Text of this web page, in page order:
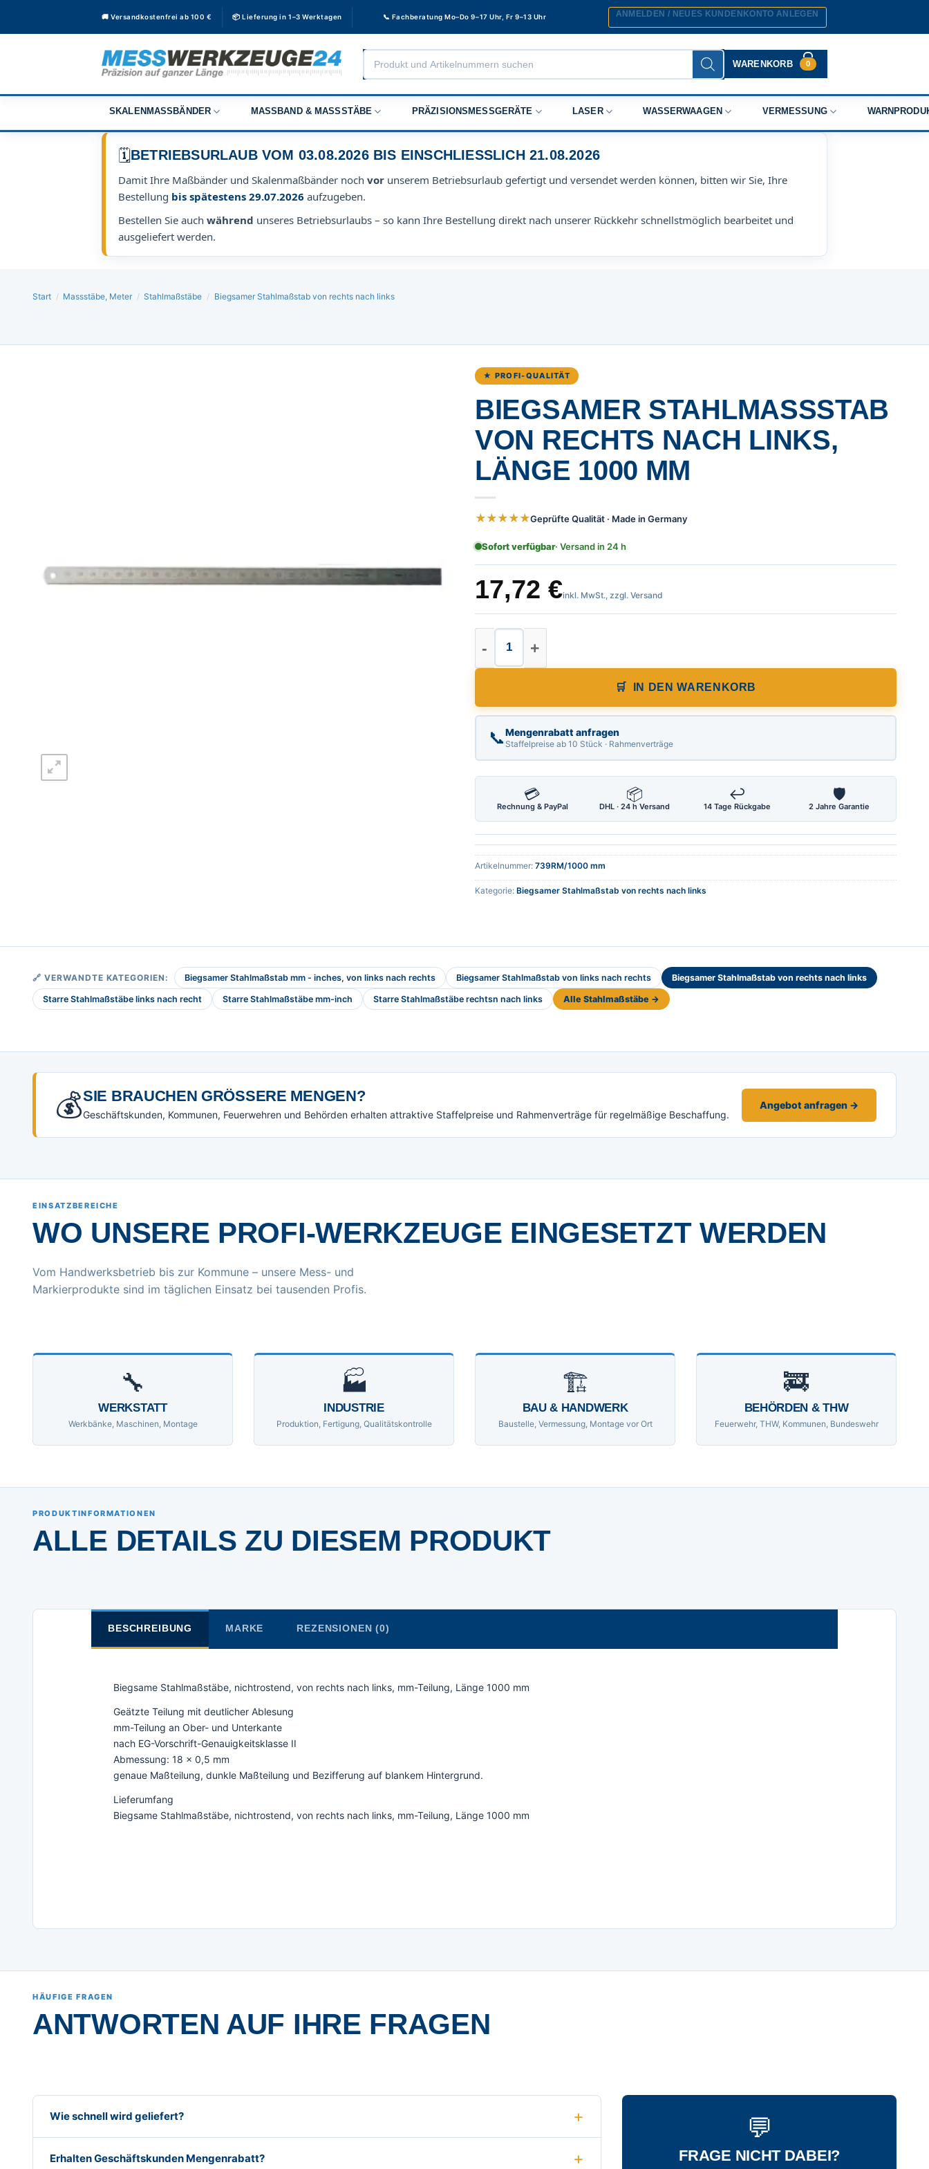
🚚 Versandkostenfrei ab 100 € 📦 Lieferung in 1–3 Werktagen 📞 Fachberatung Mo–Do 9–17 Uhr, Fr 9–13 Uhr ANMELDEN / NEUES KUNDENKONTO ANLEGEN
Products
search
WARENKORB 0
SKALENMASSBÄNDER MASSBAND & MASSSTÄBE PRÄZISIONSMESSGERÄTE LASER WASSERWAAGEN VERMESSUNG
🗓️BETRIEBSURLAUB VOM 03.08.2026 BIS EINSCHLIESSLICH 21.08.2026
Damit Ihre Maßbänder und Skalenmaßbänder noch vor unserem Betriebsurlaub gefertigt und versendet werden können, bitten wir Sie, Ihre
Bestellung bis spätestens 29.07.2026 aufzugeben.
Bestellen Sie auch während unseres Betriebsurlaubs – so kann Ihre Bestellung direkt nach unserer Rückkehr schnellstmöglich bearbeitet und
ausgeliefert werden.
Start / Massstäbe, Meter / Stahlmaßstäbe / Biegsamer Stahlmaßstab von rechts nach links
★ PROFI-QUALITÄT
BIEGSAMER STAHLMASSSTAB V
ON RECHTS NACH LINKS, L
ÄNGE 1000 MM
★★★★★Geprüfte Qualität · Made in Germany
Sofort verfügbar· Versand in 24 h
17,72 €inkl. MwSt., zzgl. Versand
Biegsamer Stahlmaßstab von rechts nach links, Länge 1000
IN DEN WARENKORB
📞Mengenrabatt anfragen
Staffelpreise ab 10 Stück · Rahmenverträge
💳
Rechnung & PayPal
📦
DHL · 24 h Versand
↩
14 Tage Rückgabe
🛡
2 Jahre Garantie
Artikelnummer: 739RM/1000 mm
Kategorie: Biegsamer Stahlmaßstab von rechts nach links
🔗 VERWANDTE KATEGORIEN: Biegsamer Stahlmaßstab mm - inches, von links nach rechts Biegsamer Stahlmaßstab von links nach rechts Biegsamer Stahlmaßstab von rechts nach links
Starre Stahlmaßstäbe links nach recht Starre Stahlmaßstäbe mm-inch Starre Stahlmaßstäbe rechtsn nach links Alle Stahlmaßstäbe →
💰SIE BRAUCHEN GRÖSSERE MENGEN?
Geschäftskunden, Kommunen, Feuerwehren und Behörden erhalten attraktive Staffelpreise und Rahmenverträge für regelmäßige Beschaffung.
Angebot anfragen →
EINSATZBEREICHE
WO UNSERE PROFI-WERKZEUGE EINGESETZT WERDEN
Vom Handwerksbetrieb bis zur Kommune – unsere Mess- und
Markierprodukte sind im täglichen Einsatz bei tausenden Profis.
🔧
WERKSTATT
Werkbänke, Maschinen, Montage
🏭
INDUSTRIE
Produktion, Fertigung, Qualitätskontrolle
🏗
BAU & HANDWERK
Baustelle, Vermessung, Montage vor Ort
🚒
BEHÖRDEN & THW
Feuerwehr, THW, Kommunen, Bundeswehr
PRODUKTINFORMATIONEN
ALLE DETAILS ZU DIESEM PRODUKT
BESCHREIBUNG MARKE REZENSIONEN (0)
Biegsame Stahlmaßstäbe, nichtrostend, von rechts nach links, mm-Teilung, Länge 1000 mm
Geätzte Teilung mit deutlicher Ablesung
mm-Teilung an Ober- und Unterkante
nach EG-Vorschrift-Genauigkeitsklasse II
Abmessung: 18 x 0,5 mm
genaue Maßteilung, dunkle Maßteilung und Bezifferung auf blankem Hintergrund.
Lieferumfang
Biegsame Stahlmaßstäbe, nichtrostend, von rechts nach links, mm-Teilung, Länge 1000 mm
HÄUFIGE FRAGEN
ANTWORTEN AUF IHRE FRAGEN
Wie schnell wird geliefert?
Erhalten Geschäftskunden Mengenrabatt?
💬
FRAGE NICHT DABEI?